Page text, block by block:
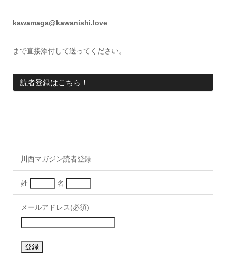
kawamaga@kawanishi.love
まで直接添付して送ってください。
読者登録はこちら！
川西マガジン読者登録
姓 名
メールアドレス(必須)